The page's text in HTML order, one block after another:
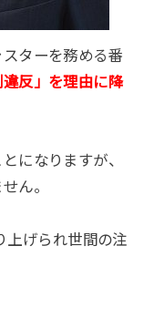
ターを務める番
違反」を理由に降
になりますが、
ん。
上げられ世間の注